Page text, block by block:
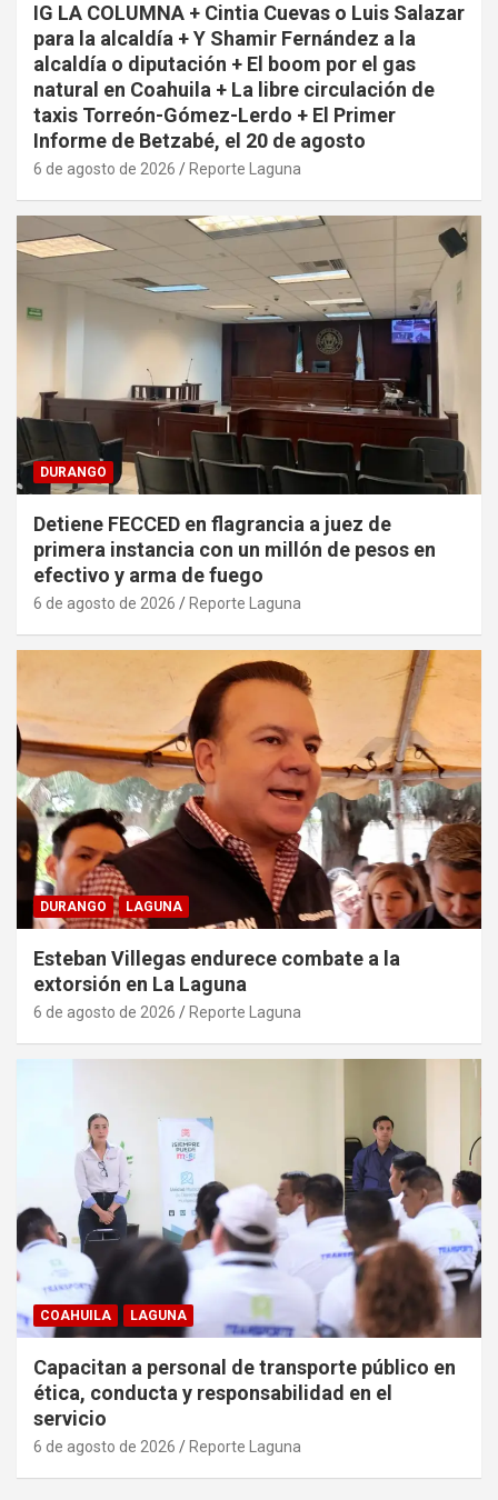
IG LA COLUMNA + Cintia Cuevas o Luis Salazar
para la alcaldía + Y Shamir Fernández a la
alcaldía o diputación + El boom por el gas
natural en Coahuila + La libre circulación de
taxis Torreón-Gómez-Lerdo + El Primer
Informe de Betzabé, el 20 de agosto
6 de agosto de 2026 Reporte Laguna
DURANGO
Detiene FECCED en flagrancia a juez de
primera instancia con un millón de pesos en
efectivo y arma de fuego
6 de agosto de 2026 Reporte Laguna
DURANGO LAGUNA
Esteban Villegas endurece combate a la
extorsión en La Laguna
6 de agosto de 2026 Reporte Laguna
COAHUILA LAGUNA
Capacitan a personal de transporte público en
ética, conducta y responsabilidad en el
servicio
6 de agosto de 2026 Reporte Laguna